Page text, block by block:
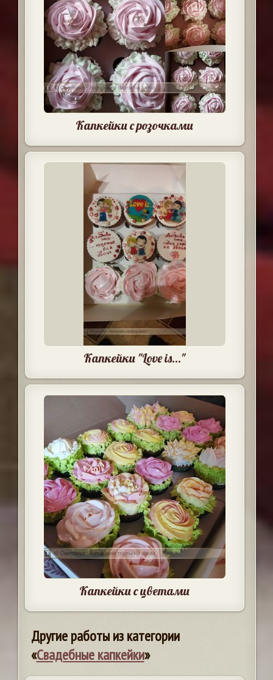
Капкейки с розочками
Капкейки "Love is..."
Капкейки с цветами
Другие работы из категории
«Свадебные капкейки»